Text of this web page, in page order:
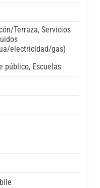
Terraza, Servicios
electricidad/gas)
público, Escuelas